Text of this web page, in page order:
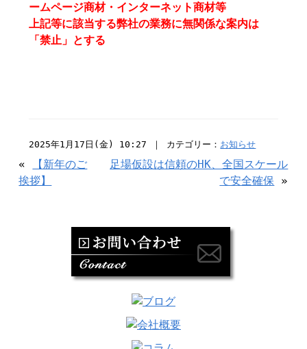
ームページ商材・インターネット商材等
上記等に該当する弊社の業務に無関係な案内は
「禁止」とする
2025年1月17日(金) 10:27 ｜ カテゴリー： お知らせ
«
【新年のご
挨拶】
足場仮設は信頼のHK、全国スケール
で安全確保 »